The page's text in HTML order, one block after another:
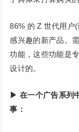
86% 的 Z 世代用户
感兴趣的新产品。
功能，这些功能是
设计的。
▶ 在一个广告系列
事：